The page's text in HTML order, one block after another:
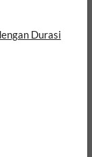
Durasi